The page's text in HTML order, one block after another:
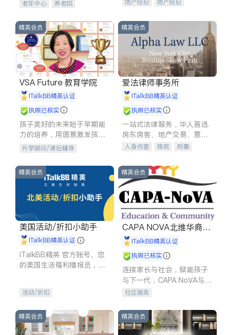
老年中心 养老院 地产经纪
地产经纪
商铺租售
精英会员
VSA Future 教育学院
iTalkBB精英认证
执照已核实
孩子美好的未来始于早期能
力的培养，用愿景激发孩子
的学习潜力和动力。理念：
拥有成长型心态是成功的基
石。
升学顾问/课后辅导
精英会员
爱法律师事务所
iTalkBB精英认证
执照已核实
一站式法律服务，华人首选.
房东房客、地产交易、意外
伤害、车祸重伤、商业诉
建筑合同、刑事案件全包办
人身伤害 移民
刑事
信托/遗嘱
商业
索赔
律师-其它 保释
精英会员
美国活动/折扣小助手
iTalkBB精英认证
iTalkBB精英 官方账号。您
的美国生活福利播报员，精
专属福利。
活动/折扣
精英会员
CAPA NOVA北维华裔家
长会iTalkBB精英认证
执照已核实
连接家长与社会，赋能孩子
与下一代，CAPA NoVA与您
携手建设包容、公平、充满
社区服务
精英会员 精英会员